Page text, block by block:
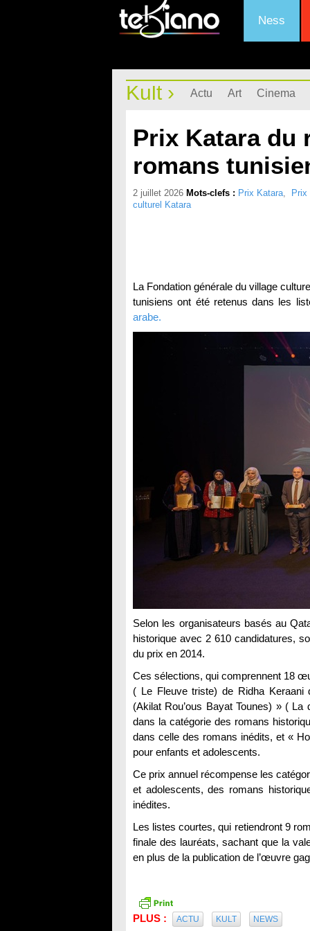
Ness
Kult › Actu Art Cinema
Prix Katara du
romans
2 juillet 2026 Mots-clefs : Prix Katara,
Prix
culturel Katara
La Fondation générale du village
tunisiens ont été retenus dans les
arabe.
Selon les organisateurs basés au
historique avec 2 610 candidatures,
du prix en 2014.
Ces sélections, qui comprennent 18
( Le Fleuve triste) de Ridha
(Akilat Rou’ous Bayat Tounes) » (
dans la catégorie des romans
dans celle des romans inédits, et «
pour enfants et adolescents.
Ce prix annuel récompense les
et adolescents, des romans
inédites.
Les listes courtes, qui retiendront 9
finale des lauréats, sachant que la
en plus de la publication de l’œuvre
PLUS : ACTU KULT NEWS